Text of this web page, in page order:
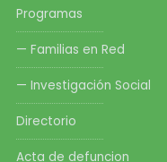
Programas
— Familias en Red
— Investigación Social
Directorio
Acta de defuncion